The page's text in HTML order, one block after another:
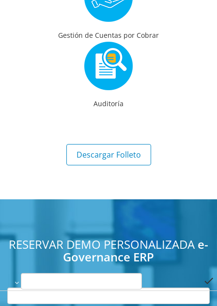
Gestión de Cuentas por Cobrar
Auditoría
Descargar Folleto
RESERVAR DEMO PERSONALIZADA e-
Governance ERP
done